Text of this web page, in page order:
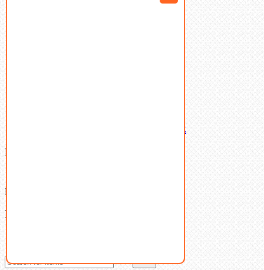
Латунный и бронзовый крепеж
Ваша корзина
В корзине нет товаров.
Поиск